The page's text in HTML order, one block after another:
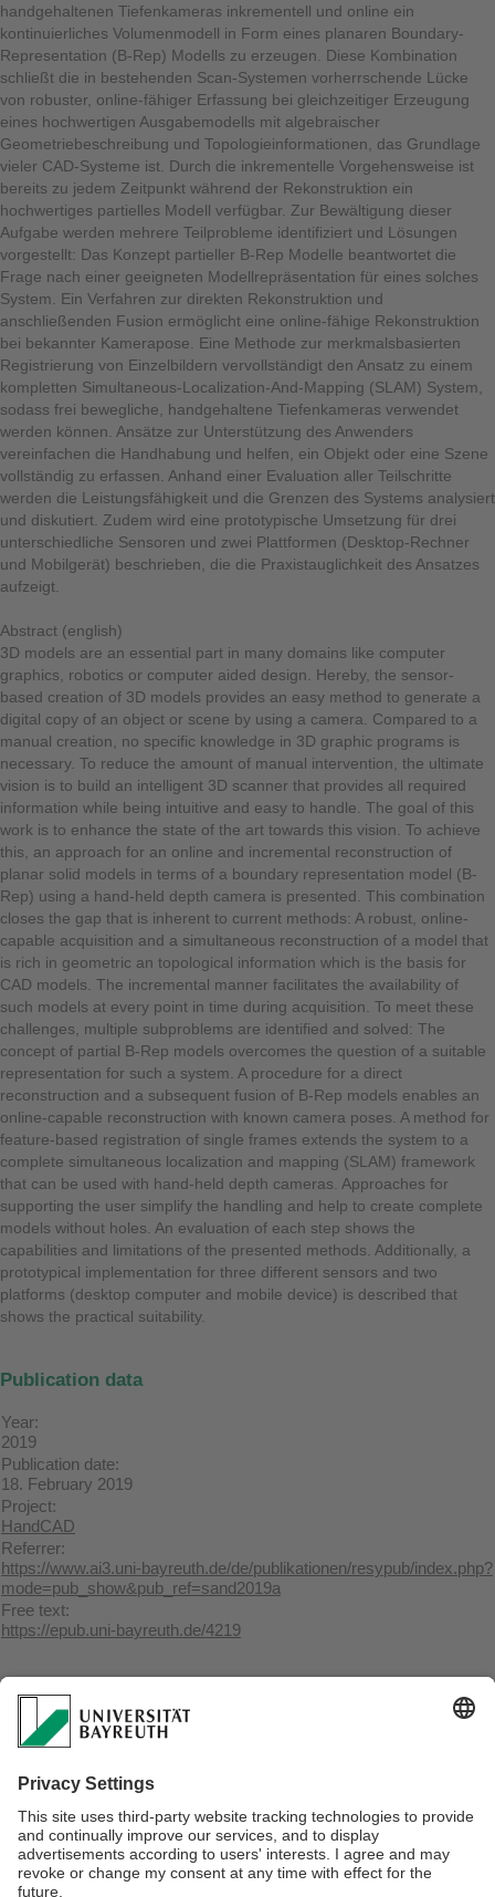
handgehaltenen Tiefenkameras inkrementell und online ein
kontinuierliches Volumenmodell in Form eines planaren Boundary-
Representation (B-Rep) Modells zu erzeugen. Diese Kombination
schließt die in bestehenden Scan-Systemen vorherrschende Lücke
von robuster, online-fähiger Erfassung bei gleichzeitiger Erzeugung
eines hochwertigen Ausgabemodells mit algebraischer
Geometriebeschreibung und Topologieinformationen, das Grundlage
vieler CAD-Systeme ist. Durch die inkrementelle Vorgehensweise ist
bereits zu jedem Zeitpunkt während der Rekonstruktion ein
hochwertiges partielles Modell verfügbar. Zur Bewältigung dieser
Aufgabe werden mehrere Teilprobleme identifiziert und Lösungen
vorgestellt: Das Konzept partieller B-Rep Modelle beantwortet die
Frage nach einer geeigneten Modellrepräsentation für eines solches
System. Ein Verfahren zur direkten Rekonstruktion und
anschließenden Fusion ermöglicht eine online-fähige Rekonstruktion
bei bekannter Kamerapose. Eine Methode zur merkmalsbasierten
Registrierung von Einzelbildern vervollständigt den Ansatz zu einem
kompletten Simultaneous-Localization-And-Mapping (SLAM) System,
sodass frei bewegliche, handgehaltene Tiefenkameras verwendet
werden können. Ansätze zur Unterstützung des Anwenders
vereinfachen die Handhabung und helfen, ein Objekt oder eine Szene
vollständig zu erfassen. Anhand einer Evaluation aller Teilschritte
werden die Leistungsfähigkeit und die Grenzen des Systems analysiert
und diskutiert. Zudem wird eine prototypische Umsetzung für drei
unterschiedliche Sensoren und zwei Plattformen (Desktop-Rechner
und Mobilgerät) beschrieben, die die Praxistauglichkeit des Ansatzes
aufzeigt.
Abstract (english)
3D models are an essential part in many domains like computer
graphics, robotics or computer aided design. Hereby, the sensor-
based creation of 3D models provides an easy method to generate a
digital copy of an object or scene by using a camera. Compared to a
manual creation, no specific knowledge in 3D graphic programs is
necessary. To reduce the amount of manual intervention, the ultimate
vision is to build an intelligent 3D scanner that provides all required
information while being intuitive and easy to handle. The goal of this
work is to enhance the state of the art towards this vision. To achieve
this, an approach for an online and incremental reconstruction of
planar solid models in terms of a boundary representation model (B-
Rep) using a hand-held depth camera is presented. This combination
closes the gap that is inherent to current methods: A robust, online-
capable acquisition and a simultaneous reconstruction of a model that
is rich in geometric an topological information which is the basis for
CAD models. The incremental manner facilitates the availability of
such models at every point in time during acquisition. To meet these
challenges, multiple subproblems are identified and solved: The
concept of partial B-Rep models overcomes the question of a suitable
representation for such a system. A procedure for a direct
reconstruction and a subsequent fusion of B-Rep models enables an
online-capable reconstruction with known camera poses. A method for
feature-based registration of single frames extends the system to a
complete simultaneous localization and mapping (SLAM) framework
that can be used with hand-held depth cameras. Approaches for
supporting the user simplify the handling and help to create complete
models without holes. An evaluation of each step shows the
capabilities and limitations of the presented methods. Additionally, a
prototypical implementation for three different sensors and two
platforms (desktop computer and mobile device) is described that
shows the practical suitability.
Publication data
Year:
2019
Publication date:
18. February 2019
Project:
HandCAD
Referrer:
https://www.ai3.uni-bayreuth.de/de/publikationen/resypub/index.php?
mode=pub_show&pub_ref=sand2019a
Free text:
https://epub.uni-bayreuth.de/4219
BibTeX
@PHDTHESIS{sand2019a,
bayreuth.de/de/publikationen/resypub/index.php?
mode=pub_show&pub_ref=sand2019a}",